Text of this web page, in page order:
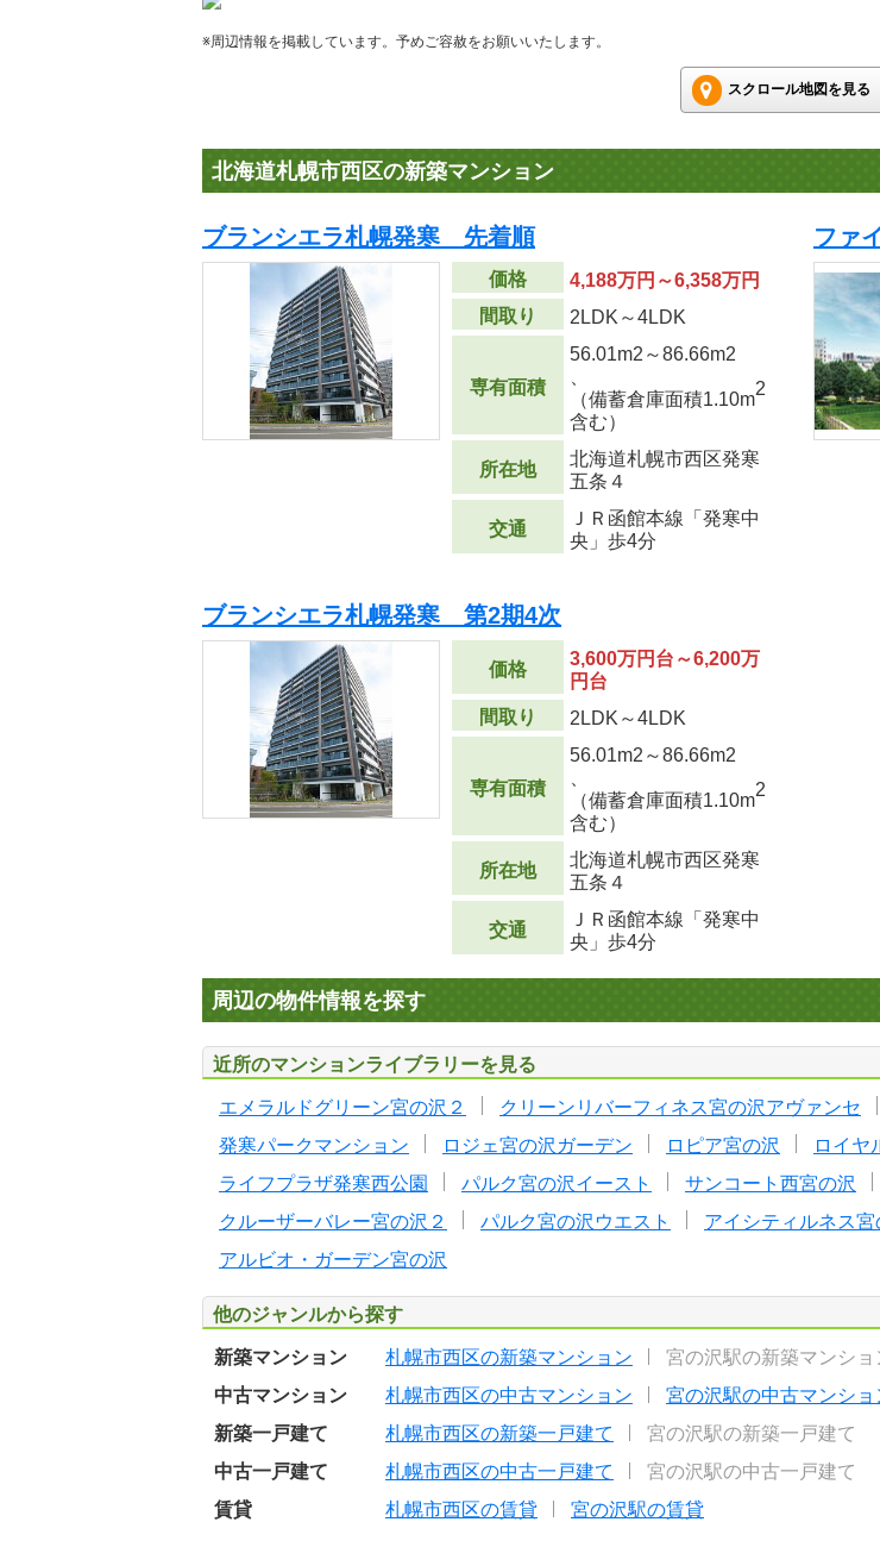
※周辺情報を掲載しています。予めご容赦をお願いいたします。
スクロール地図を見る
北海道札幌市西区の新築マンション
ブランシエラ札幌発寒 先着順
価格
4,188万円～6,358万円
間取り
2LDK～4LDK
専有面積
56.01m2 ～86.66m2
（備蓄倉庫面積1.10m
2
含む）
所在地
北海道札幌市西区発寒
五条４
交通
ＪＲ函館本線「発寒中
央」歩4分
ファ
ブランシエラ札幌発寒 第2期4次
価格
3,600万円台～6,200万
円台
間取り
2LDK～4LDK
専有面積
56.01m2 ～86.66m2
（備蓄倉庫面積1.10m
2
含む）
所在地
北海道札幌市西区発寒
五条４
交通
ＪＲ函館本線「発寒中
央」歩4分
周辺の物件情報を探す
近所のマンションライブラリーを見る
エメラルドグリーン宮の沢２ クリーンリバーフィネス宮の沢アヴァンセ
発寒パークマンション
ロジェ宮の沢ガーデン ロピア宮の沢 ロイヤ
ライフプラザ発寒西公園
パルク宮の沢イースト サンコート西宮の沢
クルーザーバレー宮の沢２
パルク宮の沢ウエスト アイシティルネス宮
アルビオ・ガーデン宮の沢
他のジャンルから探す
新築マンション 札幌市西区の新築マンション
宮の沢駅の新築マンショ
中古マンション
札幌市西区の中古マンション
宮の沢駅の中古マンショ
新築一戸建て
札幌市西区の新築一戸建て
宮の沢駅の新築一戸建て
中古一戸建て
札幌市西区の中古一戸建て
宮の沢駅の中古一戸建て
賃貸
札幌市西区の賃貸 宮の沢駅の賃貸